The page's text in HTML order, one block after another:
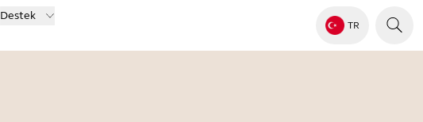
Destek
TR